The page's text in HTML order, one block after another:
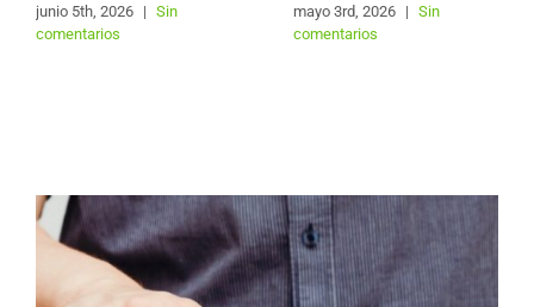
junio 5th, 2026 | Sin
comentarios
mayo 3rd, 2026 | Sin
comentarios